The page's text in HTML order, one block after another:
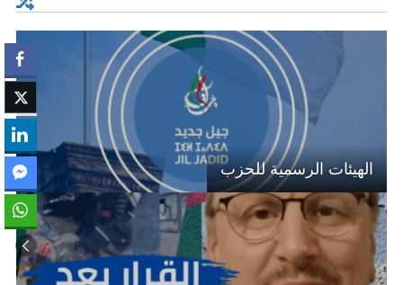
الهيئات الرسمية للحزب